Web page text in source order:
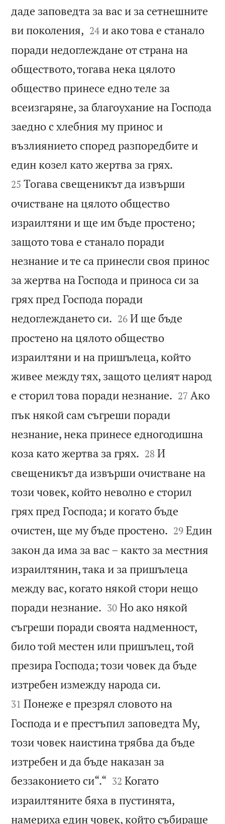
даде заповедта за вас и за сетнешните
ви поколения, 

24 и ако това е станало
поради недоглеждане от страна на
обществото, тогава нека цялото
общество принесе едно теле за
всеизгаряне, за благоухание на Господа
заедно с хлебния му принос и
възлиянието според разпоредбите и
един козел като жертва за грях.
25 Тогава свещеникът да извърши
очистване на цялото общество
израилтяни и ще им бъде простено;
защото това е станало поради
незнание и те са принесли своя принос
за жертва на Господа и приноса си за
грях пред Господа поради
недоглеждането си. 

26 И ще бъде
простено на цялото общество
израилтяни и на пришълеца, който
живее между тях, защото целият народ
е сторил това поради незнание. 

27 Ако
пък някой сам съгреши поради
незнание, нека принесе едногодишна
коза като жертва за грях. 

28 И
свещеникът да извърши очистване на
този човек, който неволно е сторил
грях пред Господа; и когато бъде
очистен, ще му бъде простено. 

29 Един
закон да има за вас – както за местния
израилтянин, така и за пришълеца
между вас, когато някой стори нещо
поради незнание. 

30 Но ако някой
съгреши поради своята надменност,
било той местен или пришълец, той
презира Господа; този човек да бъде
изтребен измежду народа си.
31 Понеже е презрял словото на
Господа и е престъпил заповедта Му,
този човек наистина трябва да бъде
изтребен и да бъде наказан за
беззаконието си“.“ 

32 Когато
израилтяните бяха в пустинята,
намериха един човек, който събираше